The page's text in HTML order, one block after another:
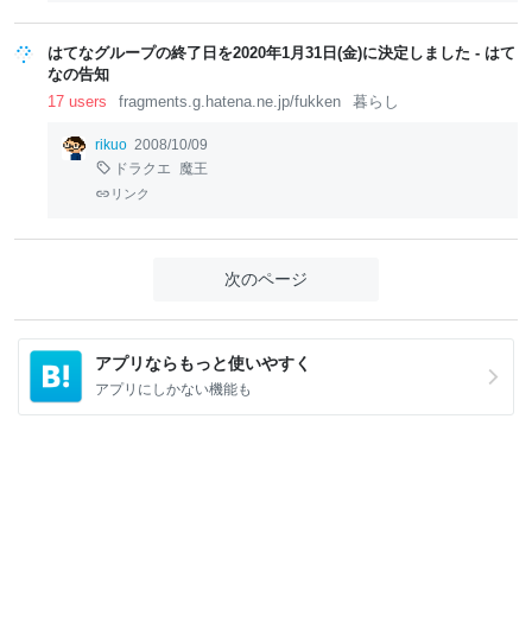
はてなグループの終了日を2020年1月31日(金)に決定しました - はて
なの告知
17 users
fragments.g.hatena.ne.jp/fukken 暮らし
rikuo 2008/10/09
ドラクエ
魔王
リンク
次のページ
アプリならもっと使いやすく
アプリにしかない機能も